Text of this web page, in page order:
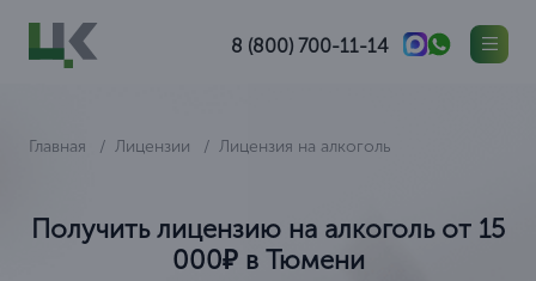
8 (800) 700-11-14
Главная Лицензии Лицензия на алкоголь
Получить лицензию на алкоголь от 15
000₽ в Тюмени